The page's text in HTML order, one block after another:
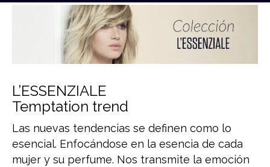
L’ESSENZIALE
Temptation trend
Las nuevas tendencias se definen como lo
esencial. Enfocándose en la esencia de cada
mujer y su perfume. Nos transmite la emoción